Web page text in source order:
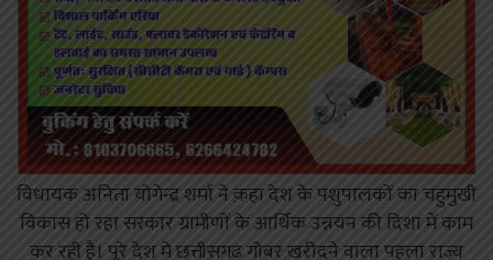
विधायक अनिता योगेन्द्र शर्मा ने क़हा देश के पशुपालकों का चहुमुखी
विकास हो रहा सरकार ग्रामीणों के आर्थिक उन्नयन की दिशा में काम
कर रही है़। पूरे देश मे छत्तीसगढ़ गोबर खरीदने वाला पहला राज्य